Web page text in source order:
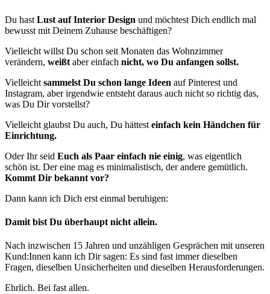
Du hast Lust auf Interior Design und möchtest Dich endlich mal
bewusst mit Deinem Zuhause beschäftigen?
Vielleicht willst Du schon seit Monaten das Wohnzimmer
verändern, weißt aber einfach nicht, wo Du anfangen sollst.
Vielleicht sammelst Du schon lange Ideen auf Pinterest und
Instagram, aber irgendwie entsteht daraus auch nicht so richtig das,
was Du Dir vorstellst?
Vielleicht glaubst Du auch, Du hättest einfach kein Händchen für
Einrichtung.
Oder Ihr seid Euch als Paar einfach nie einig, was eigentlich
schön ist. Der eine mag es minimalistisch, der andere gemütlich.
Kommt Dir bekannt vor?
Dann kann ich Dich erst einmal beruhigen:
Damit bist Du überhaupt nicht allein.
Nach inzwischen 15 Jahren und unzähligen Gesprächen mit unseren
Kund:Innen kann ich Dir sagen: Es sind fast immer dieselben
Fragen, dieselben Unsicherheiten und dieselben Herausforderungen.
Ehrlich. Bei fast allen.